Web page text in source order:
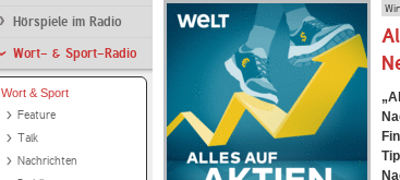
Hörspiele im Radio
Wort- & Sport-Radio
Wort & Sport
Feature
Talk
Nachrichten